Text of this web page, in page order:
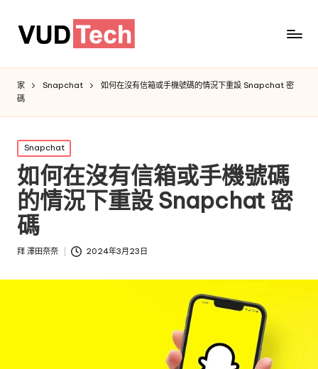
家 Snapchat
如何在沒有信箱或手機號碼的情況下重設 Snapchat 密
碼
佈
於
Snapchat
如何在沒有信箱或手機號碼
的情況下重設 Snapchat 密
碼
發
拜 澤田奈奈 2024年3月23日